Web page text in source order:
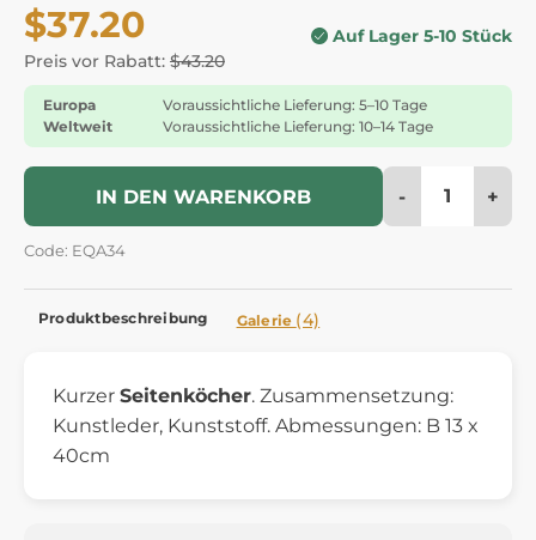
$37.20
Preis vor Rabatt: $43.20
Auf Lager 5-10 Stück
Europa
Voraussichtliche Lieferung: 5–10 Tage
Weltweit
Voraussichtliche Lieferung: 10–14 Tage
IN DEN WARENKORB - +
Code: EQA34
Produktbeschreibung Galerie (4)
Kurzer Seitenköcher. Zusammensetzung:
Kunstleder, Kunststoff. Abmessungen: B 13 x
40cm